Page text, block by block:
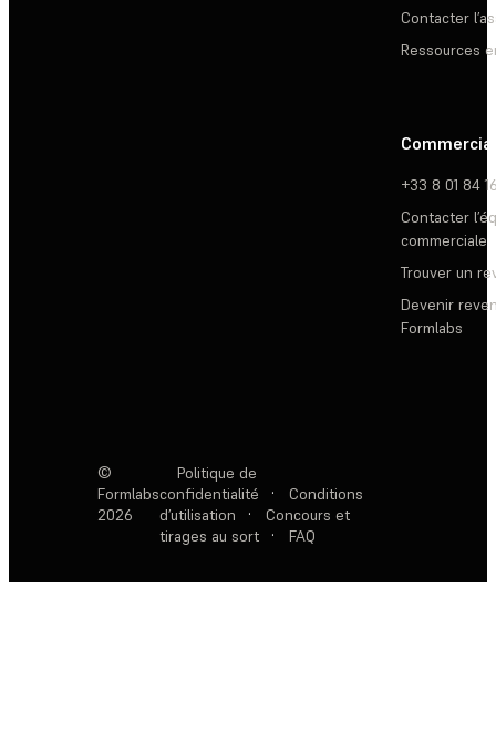
Contacter
Ressources
Commercial
+33 8 01 84
Contacter
commerciale
Trouver un
Devenir
Formlabs
©
Formlabs
2026
Politique de
confidentialité
·
Conditions
d’utilisation
·
Concours et
tirages au sort
· FAQ